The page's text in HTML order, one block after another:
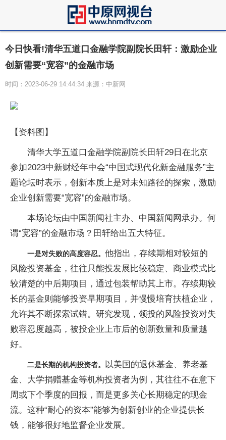
今日快看!清华五道口金融学院副院长田轩：激励企业
创新需要“宽容”的金融市场
时间：2023-06-29 14:44:34 来源：中新网
【资料图】
清华大学五道口金融学院副院长田轩29日在北京
参加2023中新财经年中会“中国式现代化新金融服务”主
题论坛时表示，创新本质上是对未知路径的探索，激励
企业创新需要“宽容”的金融市场。
本场论坛由中国新闻社主办、中国新闻网承办。何
谓“宽容”的金融市场？田轩给出五大特征。
一是对失败的高度容忍。 他指出，存续期相对较短的
风险投资基金，往往只能投发展比较稳定、商业模式比
较清楚的中后期项目，通过包装帮助其上市。存续期较
长的基金则能够投资早期项目，并慢慢培育扶植企业，
允许其不断探索试错。研究发现，领投的风险投资对失
败容忍度越高，被投企业上市后的创新数量和质量越
好。
二是长期的机构投资者。 以美国的退休基金、养老基
金、大学捐赠基金等机构投资者为例，其往往不在意下
周或下个季度的回报，而是更多关心长期稳定的现金
流。这种“耐心的资本”能够为创新创业的企业提供长
钱，能够很好地监督企业发展。